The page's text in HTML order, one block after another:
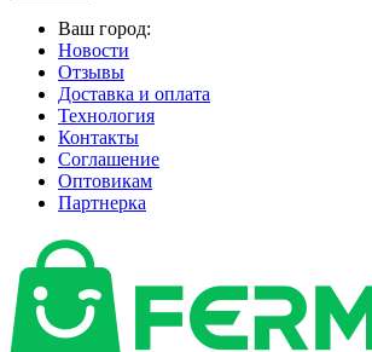
Ваш город:
Новости
Отзывы
Доставка и оплата
Технология
Контакты
Соглашение
Оптовикам
Партнерка